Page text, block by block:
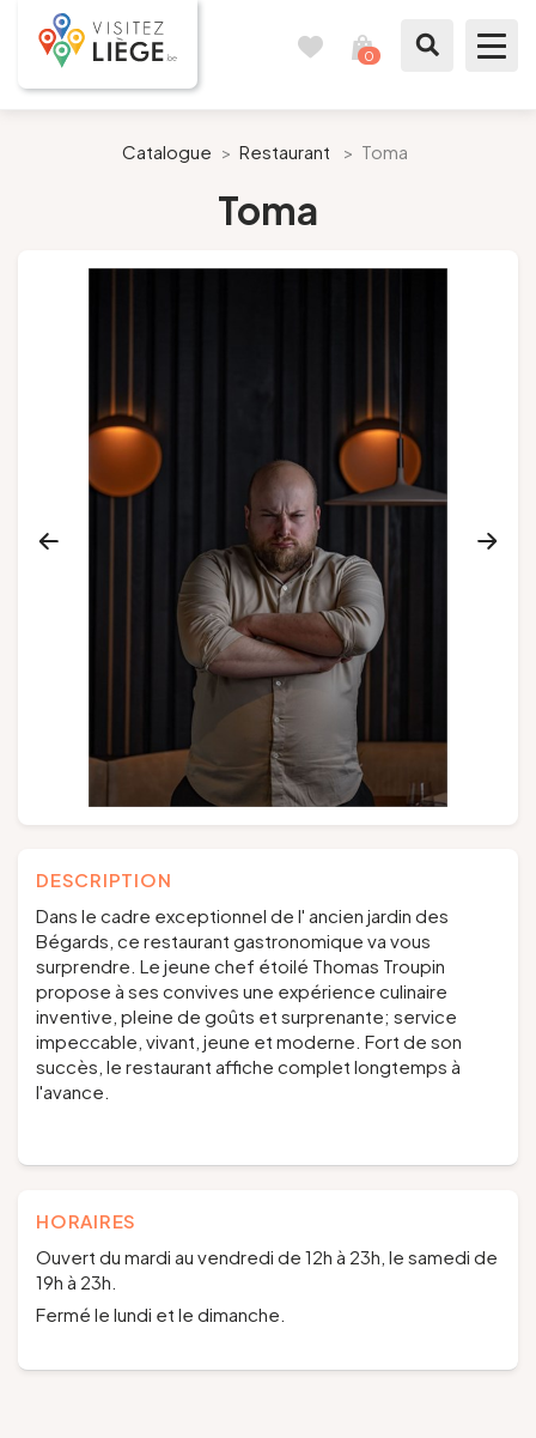
0
Préparer mon séjour
Pays de Liège
Suivez-nous
Groupes et voyagistes
FR EN NL DE
Catalogue > Restaurant > Toma
Toma
DESCRIPTION
Dans le cadre exceptionnel de l' ancien jardin des
Bégards, ce restaurant gastronomique va vous
surprendre. Le jeune chef étoilé Thomas Troupin
propose à ses convives une expérience culinaire
inventive, pleine de goûts et surprenante; service
impeccable, vivant, jeune et moderne. Fort de son
succès, le restaurant affiche complet longtemps à
l'avance.
HORAIRES
Ouvert du mardi au vendredi de 12h à 23h, le samedi de
19h à 23h.
Fermé le lundi et le dimanche.